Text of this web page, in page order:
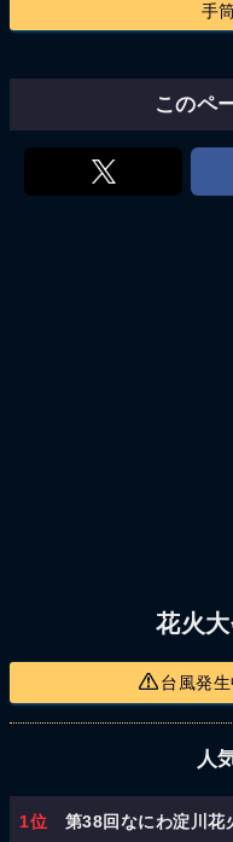
手
このペ
花火
台風発
人
1位 第38回なにわ淀川花